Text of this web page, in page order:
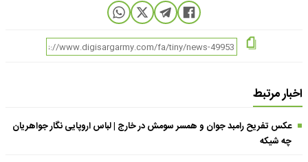
اخبار مرتبط
عکس تفریح رامبد جوان و همسر سومش در خارج | لباس اروپایی نگار جواهریان
چه شیکه